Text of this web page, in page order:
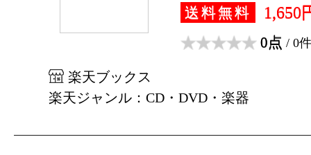
送料無料 1,650
0点 / 0件
楽天ブックス
楽天ジャンル：CD・DVD・楽器